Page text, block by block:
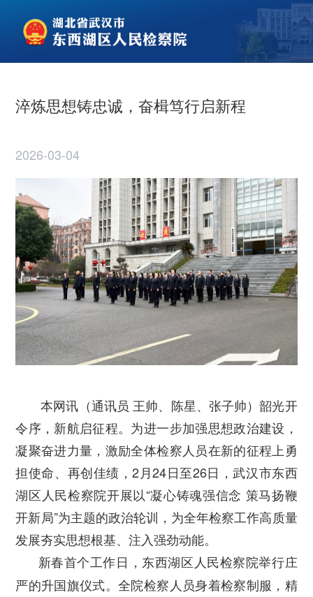
淬炼思想铸忠诚，奋楫笃行启新程
2026-03-04
本网讯（通讯员 王帅、陈星、张子帅）韶光开
令序，新航启征程。为进一步加强思想政治建设，
凝聚奋进力量，激励全体检察人员在新的征程上勇
担使命、再创佳绩，2月24日至26日，武汉市东西
湖区人民检察院开展以“凝心铸魂强信念 策马扬鞭
开新局”为主题的政治轮训，为全年检察工作高质量
发展夯实思想根基、注入强劲动能。
新春首个工作日，东西湖区人民检察院举行庄
严的升国旗仪式。全院检察人员身着检察制服，精